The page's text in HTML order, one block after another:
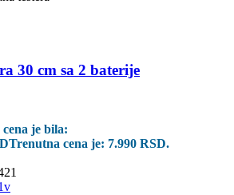
30 cm sa 2 baterije
je bila:
Trenutna cena je: 7.990 RSD.